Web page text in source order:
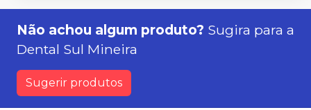
Não achou algum produto? Sugira para a
Dental Sul Mineira
Sugerir produtos